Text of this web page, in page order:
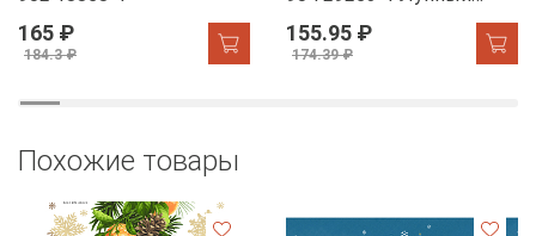
165 ₽
184.3 ₽
155.95 ₽
174.39 ₽
Похожие товары